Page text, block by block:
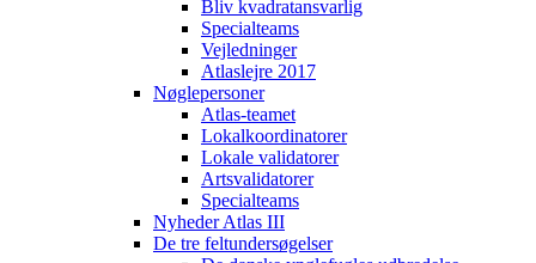
Bliv kvadratansvarlig
Specialteams
Vejledninger
Atlaslejre 2017
Nøglepersoner
Atlas-teamet
Lokalkoordinatorer
Lokale validatorer
Artsvalidatorer
Specialteams
Nyheder Atlas III
De tre feltundersøgelser